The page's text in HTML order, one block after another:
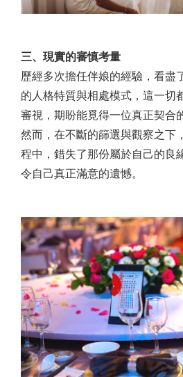
三、現實的審慎考量
歷經多次擔任伴娘的經驗，看盡
的人格特質與相處模式，這一切
審視，期盼能覓得一位真正契合
然而，在不斷的篩選與觀察之下
程中，錯失了那份屬於自己的良
令自己真正滿意的遺憾。